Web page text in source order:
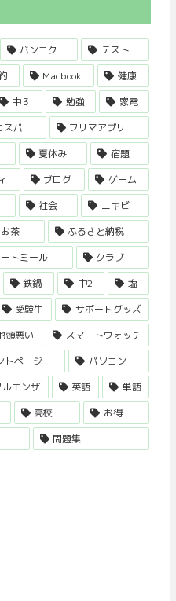
バンコク
テスト
Macbook
健康
中３ 勉強
家電
スパ
フリマアプリ
夏休み
宿題
ブログ
ゲーム
社会
ニキビ
お茶
ふるさと納税
トミール
クラブ
鉄鍋 中2
塩
受験生
サポートグッズ
頭悪い
スマートウォッチ
トページ
パソコン
ルエンザ 英語
単語
高校
お得
問題集